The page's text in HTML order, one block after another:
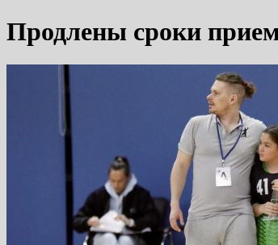
Продлены сроки